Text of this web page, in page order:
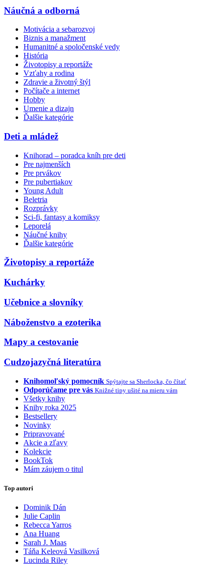
Náučná a odborná
Motivácia a sebarozvoj
Biznis a manažment
Humanitné a spoločenské vedy
História
Životopisy a reportáže
Vzťahy a rodina
Zdravie a životný štýl
Počítače a internet
Hobby
Umenie a dizajn
Ďalšie kategórie
Deti a mládež
Knihorad – poradca kníh pre deti
Pre najmenších
Pre prvákov
Pre pubertiakov
Young Adult
Beletria
Rozprávky
Sci-fi, fantasy a komiksy
Leporelá
Náučné knihy
Ďalšie kategórie
Životopisy a reportáže
Kuchárky
Učebnice a slovníky
Náboženstvo a ezoterika
Mapy a cestovanie
Cudzojazyčná literatúra
Knihomoľský pomocník Spýtajte sa Sherlocka, čo čítať
Odporúčame pre vás Knižné tipy ušité na mieru vám
Všetky knihy
Knihy roka 2025
Bestsellery
Novinky
Pripravované
Akcie a zľavy
Kolekcie
BookTok
Mám záujem o titul
Top autori
Dominik Dán
Julie Caplin
Rebecca Yarros
Ana Huang
Sarah J. Maas
Táňa Keleová Vasilková
Lucinda Riley